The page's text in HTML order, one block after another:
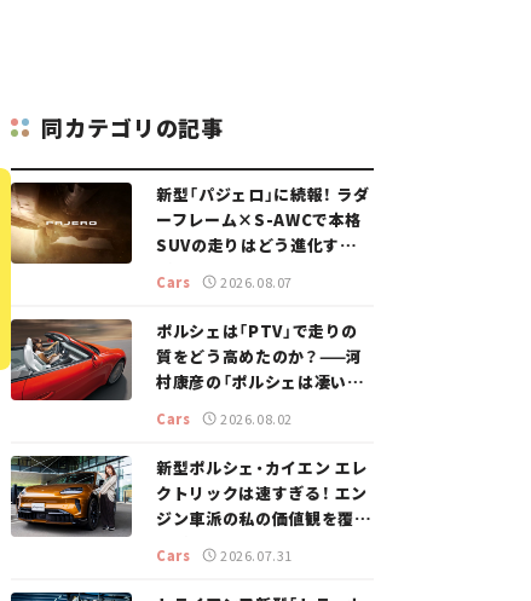
同カテゴリの記事
新型「パジェロ」に続報！ ラダ
ーフレーム×S-AWCで本格
SUVの走りはどう進化する？
【新車ニュース】
Cars 2026.08.07
ポルシェは「PTV」で走りの
質をどう高めたのか？——河
村康彦の「ポルシェは凄い！」
Cars 2026.08.02
新型ポルシェ・カイエン エレ
クトリックは速すぎる！ エン
ジン車派の私の価値観を覆し
た、新しいポルシェの走り。
Cars 2026.07.31